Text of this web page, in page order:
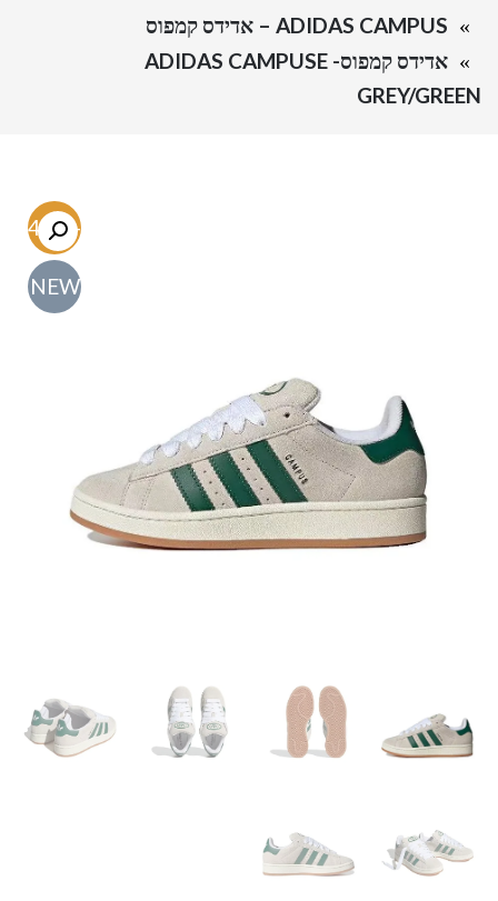
ADIDAS CAMPUS – אדידס קמפוס
אדידס קמפוס- ADIDAS CAMPUSE
GREY/GREEN
-54.7%
NEW